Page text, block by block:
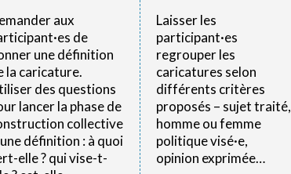
aux
de
une définition
la caricature.
des questions
lancer la phase de
collective
définition : à quoi
elle ? qui vise-t-
Laisser les
participant·es
regrouper les
caricatures selon
différents critères
proposés – sujet traité,
homme ou femme
politique visé·e,
opinion exprimée…